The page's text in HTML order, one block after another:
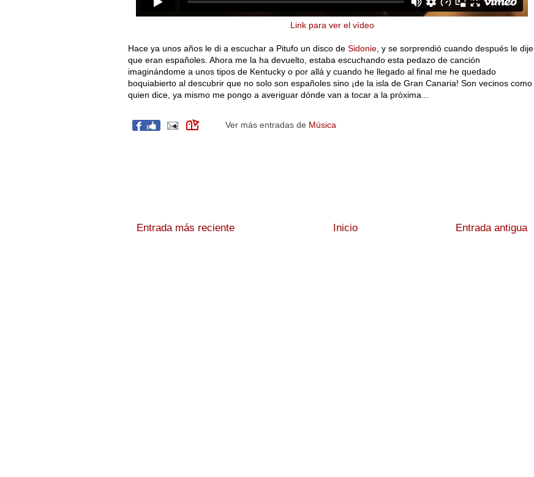
Link para ver el vídeo
Hace ya unos años le di a escuchar a Pitufo un disco de Sidonie , y se sorprendió cuando después le dije
que eran españoles. Ahora me la ha devuelto, estaba escuchando esta pedazo de canción
imaginándome a unos tipos de Kentucky o por allá y cuando he llegado al final me he quedado
boquiabierto al descubrir que no solo son españoles sino ¡de la isla de Gran Canaria! Son vecinos como
quien dice, ya mismo me pongo a averiguar dónde van a tocar a la próxima...
Ver más entradas de Música
Entrada más reciente Entrada antigua
Inicio